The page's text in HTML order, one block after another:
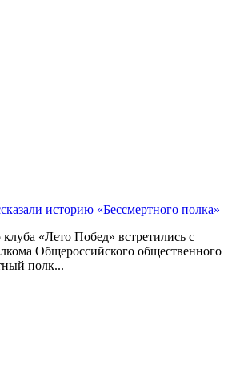
историю «Бессмертного полка»
«Лето Побед» встретились с
Общероссийского общественного
полк...